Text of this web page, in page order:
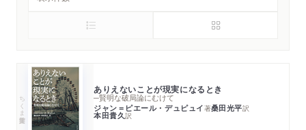
ちくま学芸文庫
ありえないことが現実になるとき
─賢明な破局論にむけて
ジャン＝ピエール・デュピュイ著桑田光平訳
本田貴久訳